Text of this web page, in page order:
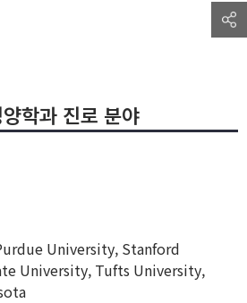
학과 진로 분야
University, Stanford
University, Tufts University,